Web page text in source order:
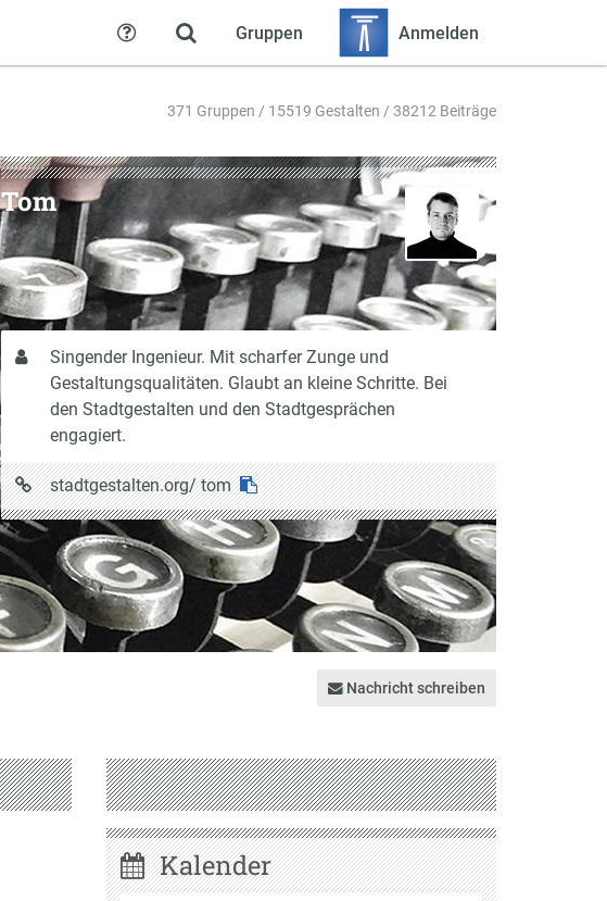
Gruppen Anmelden
Hilfe
371 Gruppen / 15519 Gestalten / 38212 Beiträge
Tom
Über
mich
Singender Ingenieur. Mit scharfer Zunge und
Gestaltungsqualitäten. Glaubt an kleine Schritte. Bei
den Stadtgestalten und den Stadtgesprächen
engagiert.
URL
auf
Stadtgestalten
stadtgestalten.org/ tom
Nachricht schreiben
Kalender